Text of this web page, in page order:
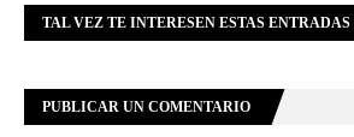
TAL VEZ TE INTERESEN ESTAS ENTRADAS
PUBLICAR UN COMENTARIO